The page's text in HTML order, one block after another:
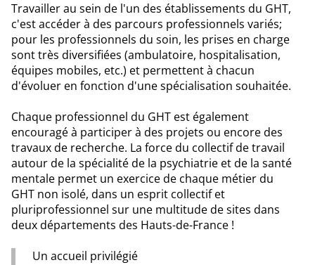
Travailler au sein de l'un des établissements du GHT,
c'est accéder à des parcours professionnels variés;
pour les professionnels du soin, les prises en charge
sont très diversifiées (ambulatoire, hospitalisation,
équipes mobiles, etc.) et permettent à chacun
d'évoluer en fonction d'une spécialisation souhaitée.
Chaque professionnel du GHT est également
encouragé à participer à des projets ou encore des
travaux de recherche. La force du collectif de travail
autour de la spécialité de la psychiatrie et de la santé
mentale permet un exercice de chaque métier du
GHT non isolé, dans un esprit collectif et
pluriprofessionnel sur une multitude de sites dans
deux départements des Hauts-de-France !
Un accueil privilégié